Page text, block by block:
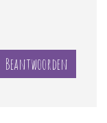
Beantwoorden